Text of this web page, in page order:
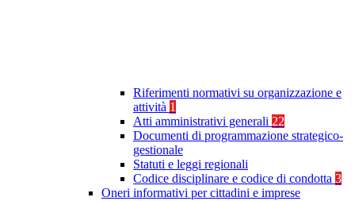
Riferimenti normativi su organizzazione e
attività 1
Atti amministrativi generali 22
Documenti di programmazione strategico-
gestionale
Statuti e leggi regionali
Codice disciplinare e codice di condotta 3
Oneri informativi per cittadini e imprese